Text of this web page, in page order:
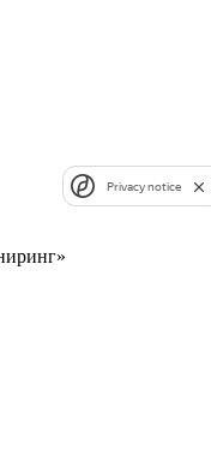
Privacy notice